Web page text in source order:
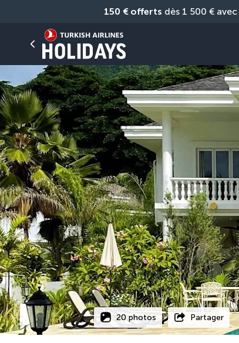
150 € offerts dès 1 500 € avec
20 photos Partager